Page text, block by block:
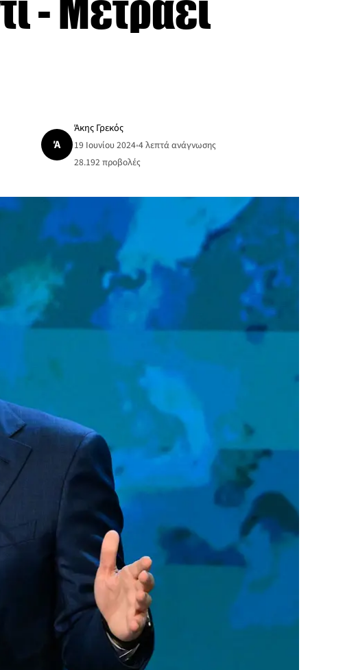
Ά
Άκης Γρεκός
19 Ιουνίου 2024•4 λεπτά ανάγνωσης
28.192 προβολές